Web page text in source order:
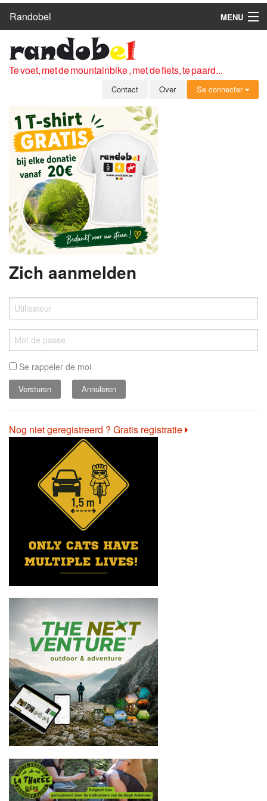
Randobel
MENU
ROUTES
CLUBS
OVER
LEDEN
ZICH AANMELDEN
GRATIS REGISTRATIE
WACHTWOORD VERGETEN
Te voet, met de mountainbike , met de fiets, te paard...
Contact Over Se connecter
Zich aanmelden
Se rappeler de moi
Annuleren
Nog niet geregistreerd ? Gratis registratie